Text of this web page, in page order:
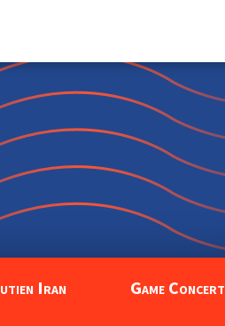
Iran Game Concert